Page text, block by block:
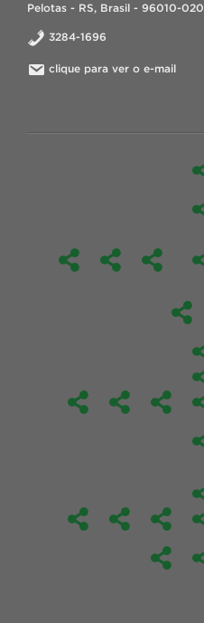
Pelotas - RS, Brasil - 96010-020
3284-1696
clique para ver o e-mail